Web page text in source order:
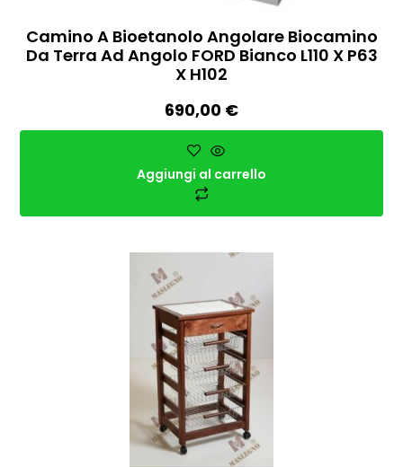
Camino A Bioetanolo Angolare Biocamino
Da Terra Ad Angolo FORD Bianco L110 X P63
X H102
690,00 €
Aggiungi al carrello